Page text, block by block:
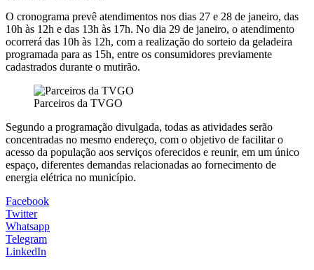
O cronograma prevê atendimentos nos dias 27 e 28 de janeiro, das
10h às 12h e das 13h às 17h. No dia 29 de janeiro, o atendimento
ocorrerá das 10h às 12h, com a realização do sorteio da geladeira
programada para as 15h, entre os consumidores previamente
cadastrados durante o mutirão.
Parceiros da TVGO
Segundo a programação divulgada, todas as atividades serão
concentradas no mesmo endereço, com o objetivo de facilitar o
acesso da população aos serviços oferecidos e reunir, em um único
espaço, diferentes demandas relacionadas ao fornecimento de
energia elétrica no município.
Facebook
Twitter
Whatsapp
Telegram
LinkedIn